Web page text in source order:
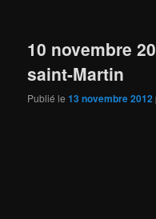
10 novembre
saint-Martin
Publié le13 novembre 2012